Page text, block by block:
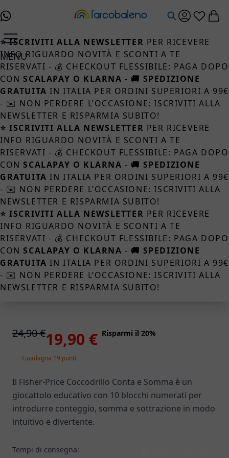
MENU
⭐ ISCRIVITI ALLA NEWSLETTER PER RICEVERE
INFO RIGUARDO NOVITÀ E SCONTI A TE
RISERVATI - 💰 CHECKOUT FLESSIBILE: PAGA DOPO
CON SCALAPAY O KLARNA - 🚚 SPEDIZIONE
GRATUITA IN ITALIA PER ORDINI SUPERIORI A 99€
- ✉️ NON PERDERE L’OCCASIONE: ISCRIVITI ALLA
NEWSLETTER E RISPARMIA SUBITO!
⭐ ISCRIVITI ALLA NEWSLETTER PER RICEVERE
INFO RIGUARDO NOVITÀ E SCONTI A TE
RISERVATI - 💰 CHECKOUT FLESSIBILE: PAGA DOPO
CON SCALAPAY O KLARNA - 🚚 SPEDIZIONE
GRATUITA IN ITALIA PER ORDINI SUPERIORI A 99€
- ✉️ NON PERDERE L’OCCASIONE: ISCRIVITI ALLA
NEWSLETTER E RISPARMIA SUBITO!
⭐ ISCRIVITI ALLA NEWSLETTER PER RICEVERE
INFO RIGUARDO NOVITÀ E SCONTI A TE
RISERVATI - 💰 CHECKOUT FLESSIBILE: PAGA DOPO
CON SCALAPAY O KLARNA - 🚚 SPEDIZIONE
GRATUITA IN ITALIA PER ORDINI SUPERIORI A 99€
- ✉️ NON PERDERE L’OCCASIONE: ISCRIVITI ALLA
NEWSLETTER E RISPARMIA SUBITO!
24,90 €19,90 € Risparmi il 20%
Guadagna 19 punti
Il Fisher-Price Coccodrillo Conta e Somma è un
giocattolo educativo con 10 blocchi numerati per
introdurre conteggio, somma e sottrazione in modo
intuitivo e divertente.
Tempi di consegna: